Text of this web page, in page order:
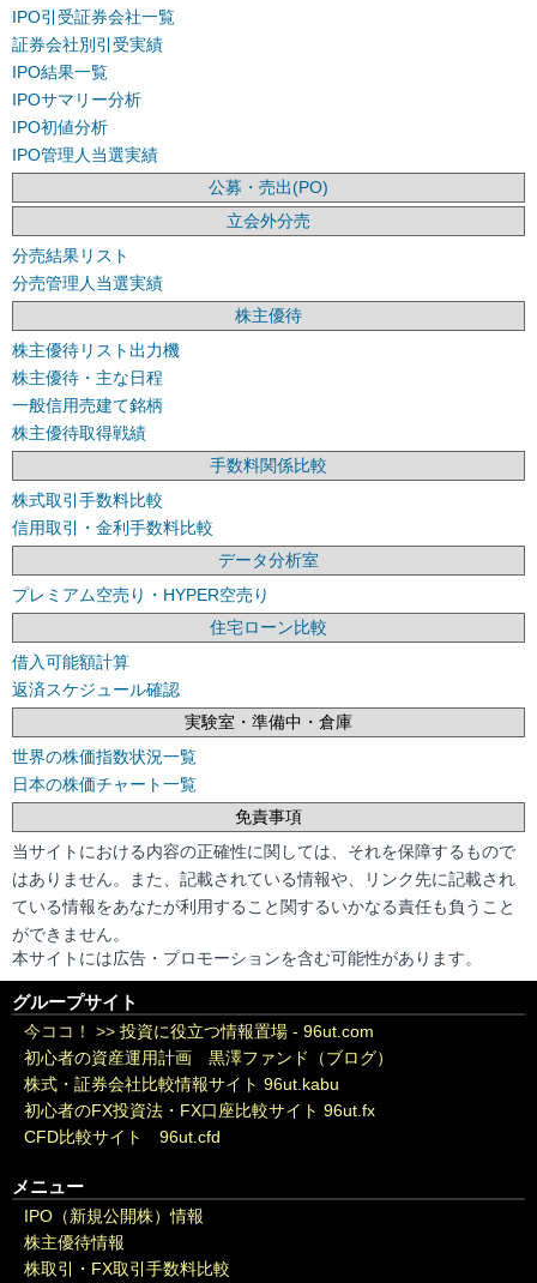
IPO引受証券会社一覧
証券会社別引受実績
IPO結果一覧
IPOサマリー分析
IPO初値分析
IPO管理人当選実績
公募・売出(PO)
立会外分売
分売結果リスト
分売管理人当選実績
株主優待
株主優待リスト出力機
株主優待・主な日程
一般信用売建て銘柄
株主優待取得戦績
手数料関係比較
株式取引手数料比較
信用取引・金利手数料比較
データ分析室
プレミアム空売り・HYPER空売り
住宅ローン比較
借入可能額計算
返済スケジュール確認
実験室・準備中・倉庫
世界の株価指数状況一覧
日本の株価チャート一覧
免責事項
当サイトにおける内容の正確性に関しては、それを保障するもので
はありません。また、記載されている情報や、リンク先に記載され
ている情報をあなたが利用すること関するいかなる責任も負うこと
ができません。
本サイトには広告・プロモーションを含む可能性があります。
グループサイト
今ココ！ >> 投資に役立つ情報置場 - 96ut.com
初心者の資産運用計画 黒澤ファンド（ブログ）
株式・証券会社比較情報サイト 96ut.kabu
初心者のFX投資法・FX口座比較サイト 96ut.fx
CFD比較サイト 96ut.cfd
メニュー
IPO（新規公開株）情報
株主優待情報
株取引・FX取引手数料比較